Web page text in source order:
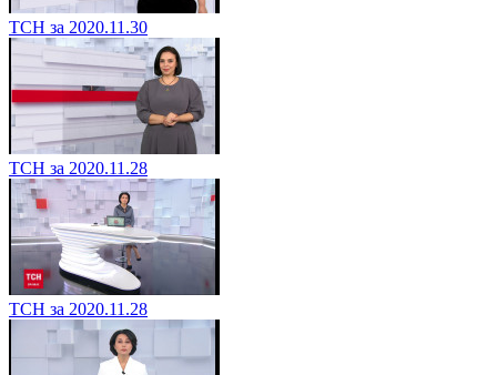
ТСН за 2020.11.30
ТСН за 2020.11.28
ТСН за 2020.11.28